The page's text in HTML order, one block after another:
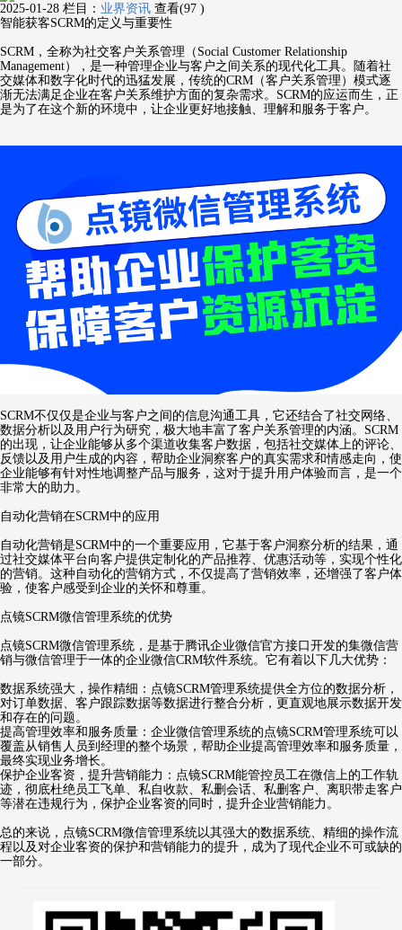
2025-01-28 栏目： 业界资讯 查看(97 )
智能获客SCRM的定义与重要性
SCRM，全称为社交客户关系管理（Social Customer Relationship
Management），是一种管理企业与客户之间关系的现代化工具。随着社
交媒体和数字化时代的迅猛发展，传统的CRM（客户关系管理）模式逐
渐无法满足企业在客户关系维护方面的复杂需求。SCRM的应运而生，正
是为了在这个新的环境中，让企业更好地接触、理解和服务于客户。
SCRM不仅仅是企业与客户之间的信息沟通工具，它还结合了社交网络、
数据分析以及用户行为研究，极大地丰富了客户关系管理的内涵。SCRM
的出现，让企业能够从多个渠道收集客户数据，包括社交媒体上的评论、
反馈以及用户生成的内容，帮助企业洞察客户的真实需求和情感走向，使
企业能够有针对性地调整产品与服务，这对于提升用户体验而言，是一个
非常大的助力。
自动化营销在SCRM中的应用
自动化营销是SCRM中的一个重要应用，它基于客户洞察分析的结果，通
过社交媒体平台向客户提供定制化的产品推荐、优惠活动等，实现个性化
的营销。这种自动化的营销方式，不仅提高了营销效率，还增强了客户体
验，使客户感受到企业的关怀和尊重。
点镜SCRM微信管理系统的优势
点镜SCRM微信管理系统，是基于腾讯企业微信官方接口开发的集微信营
销与微信管理于一体的企业微信CRM软件系统。它有着以下几大优势：
数据系统强大，操作精细：点镜SCRM管理系统提供全方位的数据分析，
对订单数据、客户跟踪数据等数据进行整合分析，更直观地展示数据开发
和存在的问题。
提高管理效率和服务质量：企业微信管理系统的点镜SCRM管理系统可以
覆盖从销售人员到经理的整个场景，帮助企业提高管理效率和服务质量，
最终实现业务增长。
保护企业客资，提升营销能力：点镜SCRM能管控员工在微信上的工作轨
迹，彻底杜绝员工飞单、私自收款、私删会话、私删客户、离职带走客户
等潜在违规行为，保护企业客资的同时，提升企业营销能力。
总的来说，点镜SCRM微信管理系统以其强大的数据系统、精细的操作流
程以及对企业客资的保护和营销能力的提升，成为了现代企业不可或缺的
一部分。